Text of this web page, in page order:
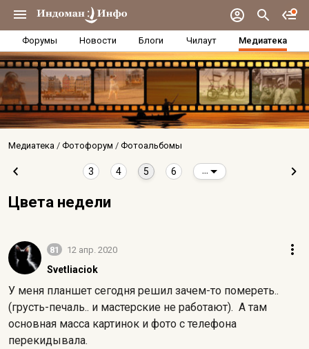
Форумы Новости Блоги Чилаут Медиатека
Медиатека Фотофорум Фотоальбомы
3 4 5 6
Цвета недели
81 12 апр. 2020
Svetliaciok
У меня планшет сегодня решил зачем-то помереть..
(грусть-печаль.. и мастерские не работают). А там
основная масса картинок и фото с телефона
перекидывала.